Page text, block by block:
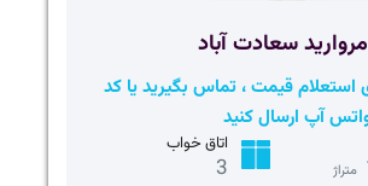
استعلام قیمت ، تماس بگیرید یا کد
آپ ارسال کنید
متراژ
اتاق خواب
3